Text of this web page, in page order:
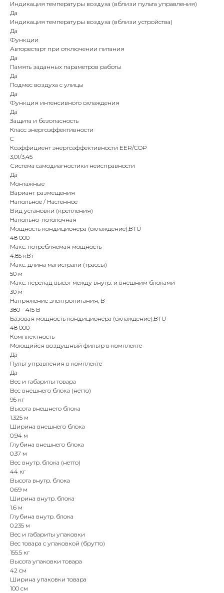
Индикация температуры воздуха (вблизи пульта управления)
Да
Индикация температуры воздуха (вблизи устройства)
Да
Функции
Авторестарт при отключении питания
Да
Память заданных параметров работы
Да
Подмес воздуха с улицы
Да
Функция интенсивного охлаждения
Да
Защита и безопасность
Класс энергоэффективности
C
Коэффициент энергоэффективности EER/COP
3,01/3,45
Система самодиагностики неисправности
Да
Монтажные
Вариант размещения
Напольное / Настенное
Вид установки (крепления)
Напольно-потолочная
Мощность кондиционера (охлаждение),BTU
48 000
Макс. потребляемая мощность
4.85 кВт
Макс. длина магистрали (трассы)
50 м
Макс. перепад высот между внутр. и внешним блоками
30 м
Напряжение электропитания, В
380 - 415 В
Базовая мощность кондиционера (охлаждение),BTU
48 000
Комплектность
Моющийся воздушный фильтр в комплекте
Да
Пульт управления в комплекте
Да
Вес и габариты товара
Вес внешнего блока (нетто)
95 кг
Высота внешнего блока
1.325 м
Ширина внешнего блока
0.94 м
Глубина внешнего блока
0.37 м
Вес внутр. блока (нетто)
44 кг
Высота внутр. блока
0.69 м
Ширина внутр. блока
1.6 м
Глубина внутр. блока
0.235 м
Вес и габариты упаковки
Вес товара с упаковкой (брутто)
155.5 кг
Высота упаковки товара
42 см
Ширина упаковки товара
100 см